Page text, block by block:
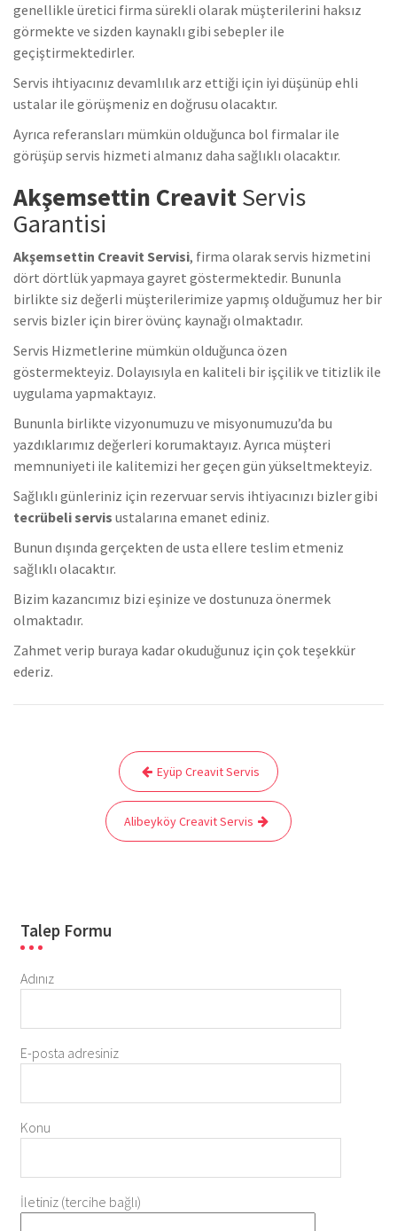
genellikle üretici firma sürekli olarak müşterilerini haksız
görmekte ve sizden kaynaklı gibi sebepler ile
geçiştirmektedirler.
Servis ihtiyacınız devamlılık arz ettiği için iyi düşünüp ehli
ustalar ile görüşmeniz en doğrusu olacaktır.
Ayrıca referansları mümkün olduğunca bol firmalar ile
görüşüp servis hizmeti almanız daha sağlıklı olacaktır.
Akşemsettin CreavitServis
Garantisi
Akşemsettin Creavit Servisi, firma olarak servis hizmetini
dört dörtlük yapmaya gayret göstermektedir. Bununla
birlikte siz değerli müşterilerimize yapmış olduğumuz her bir
servis bizler için birer övünç kaynağı olmaktadır.
Servis Hizmetlerine mümkün olduğunca özen
göstermekteyiz. Dolayısıyla en kaliteli bir işçilik ve titizlik ile
uygulama yapmaktayız.
Bununla birlikte vizyonumuzu ve misyonumuzu’da bu
yazdıklarımız değerleri korumaktayız. Ayrıca müşteri
memnuniyeti ile kalitemizi her geçen gün yükseltmekteyiz.
Sağlıklı günleriniz için rezervuar servis ihtiyacınızı bizler gibi
tecrübeli servis ustalarına emanet ediniz.
Bunun dışında gerçekten de usta ellere teslim etmeniz
sağlıklı olacaktır.
Bizim kazancımız bizi eşinize ve dostunuza önermek
olmaktadır.
Zahmet verip buraya kadar okuduğunuz için çok teşekkür
ederiz.
Eyüp Creavit Servis
Alibeyköy Creavit Servis
Talep Formu
Adınız
E-posta adresiniz
Konu
İletiniz (tercihe bağlı)